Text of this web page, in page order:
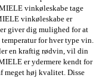
vinkøleskabe tage
vinkøleskabe er
giver dig mulighed for at
for hver type vin.
en kraftig rødvin, vil din
er ydermere kendt for
meget høj kvalitet. Disse